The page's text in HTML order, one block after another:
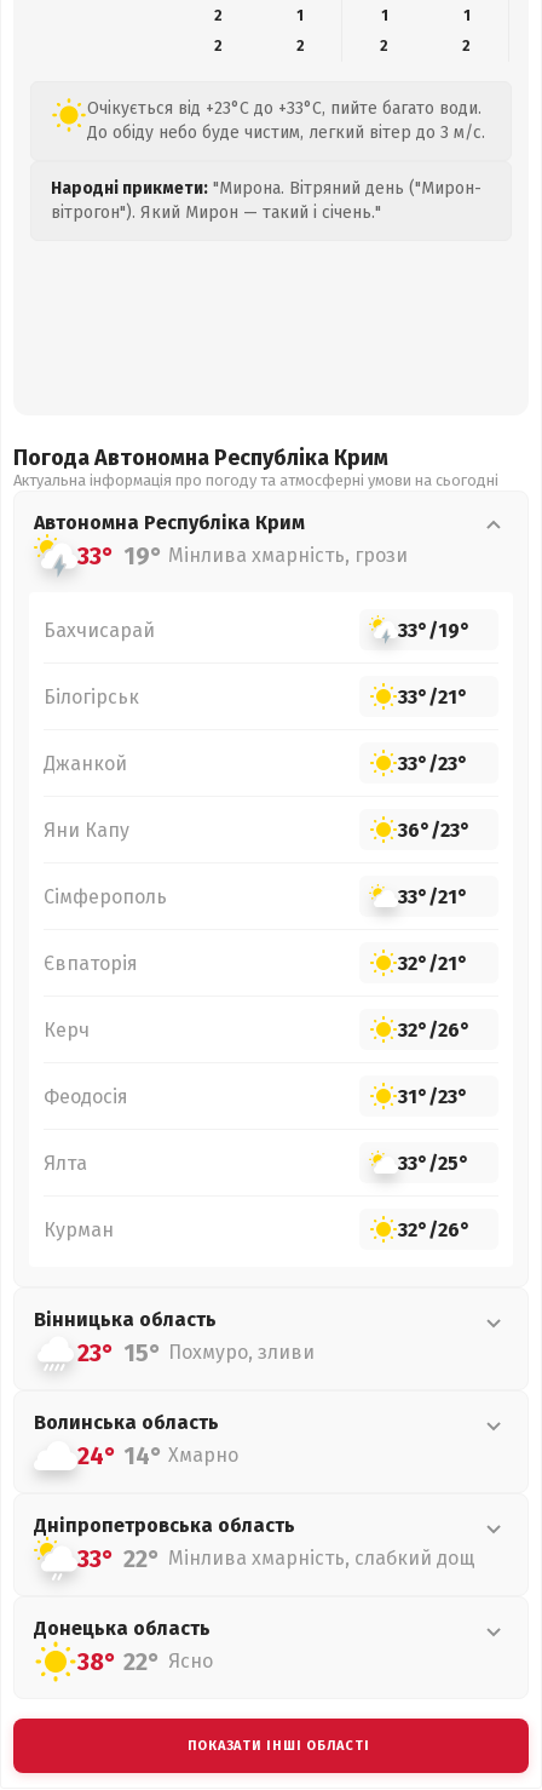
2
1 1
1
2
2 2 2
Очікується від +23°C до +33°C, пийте багато води.
До обіду небо буде чистим, легкий вітер до 3 м/с.
Народні прикмети: "Мирона. Вітряний день ("Мирон-
вітрогон"). Який Мирон — такий і січень."
Погода Автономна Республіка Крим
Актуальна інформація про погоду та атмосферні умови на сьогодні
Автономна Республіка Крим
33° 19° Мінлива хмарність, грози
Бахчисарай 33°/19°
Білогірськ 33°/21°
Джанкой 33°/23°
Яни Капу 36°/23°
Сімферополь 33°/21°
Євпаторія 32°/21°
Керч 32°/26°
Феодосія 31°/23°
Ялта 33°/25°
Курман 32°/26°
Вінницька область
23° 15° Похмуро, зливи
Волинська область
24° 14° Хмарно
Дніпропетровська область
33° 22° Мінлива хмарність, слабкий дощ
Донецька область
38° 22° Ясно
ПОКАЗАТИ ІНШІ ОБЛАСТІ